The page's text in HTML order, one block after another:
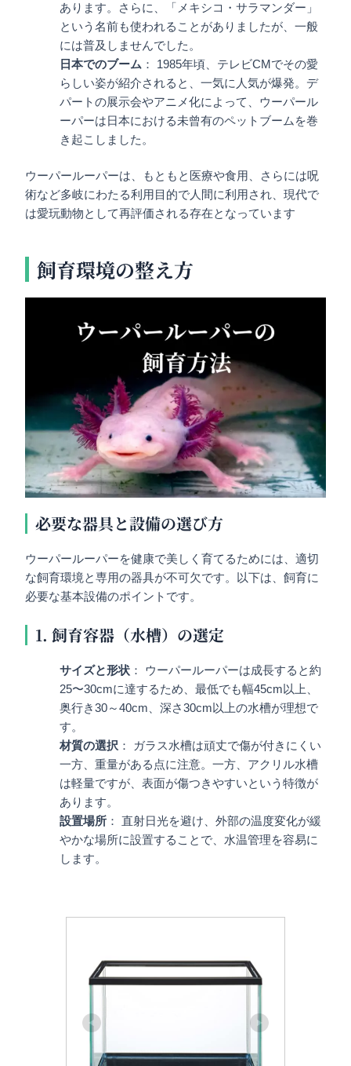
あります。さらに、「メキシコ・サラマンダー」
という名前も使われることがありましたが、一般
には普及しませんでした。
日本でのブーム ： 1985年頃、テレビCMでその愛
らしい姿が紹介されると、一気に人気が爆発。デ
パートの展示会やアニメ化によって、ウーパール
ーパーは日本における未曾有のペットブームを巻
き起こしました。
ウーパールーパーは、もともと医療や食用、さらには呪
術など多岐にわたる利用目的で人間に利用され、現代で
は愛玩動物として再評価される存在となっています
飼育環境の整え方
必要な器具と設備の選び方
ウーパールーパーを健康で美しく育てるためには、適切
な飼育環境と専用の器具が不可欠です。以下は、飼育に
必要な基本設備のポイントです。
1. 飼育容器（水槽）の選定
サイズと形状 ： ウーパールーパーは成長すると約
25〜30cmに達するため、最低でも幅45cm以上、
奥行き30～40cm、深さ30cm以上の水槽が理想で
す。
材質の選択 ： ガラス水槽は頑丈で傷が付きにくい
一方、重量がある点に注意。一方、アクリル水槽
は軽量ですが、表面が傷つきやすいという特徴が
あります。
設置場所 ： 直射日光を避け、外部の温度変化が緩
やかな場所に設置することで、水温管理を容易に
します。